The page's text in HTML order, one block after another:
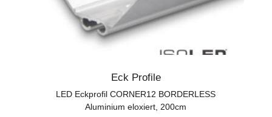
Eck Profile
LED Eckprofil CORNER12 BORDERLESS
Aluminium eloxiert, 200cm